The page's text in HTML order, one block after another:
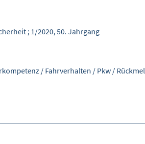
; 1/2020, 50. Jahrgang
/ Fahrverhalten / Pkw /